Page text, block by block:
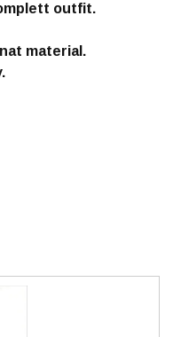
outfit.
material.